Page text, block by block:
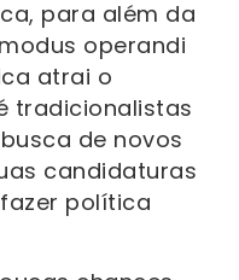
para além da
operandi
atrai o
tradicionalistas
de novos
candidaturas
política